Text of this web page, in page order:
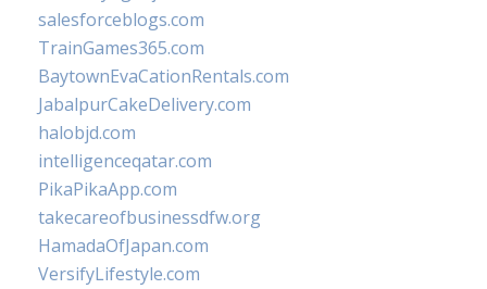
salesforceblogs.com
TrainGames365.com
BaytownEvaCationRentals.com
JabalpurCakeDelivery.com
halobjd.com
intelligenceqatar.com
PikaPikaApp.com
takecareofbusinessdfw.org
HamadaOfJapan.com
VersifyLifestyle.com